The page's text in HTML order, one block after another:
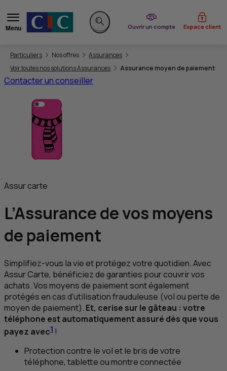
Menu
Rechercher sur le site
Ouvrir un compte
du CIC Espace client
Vous êtes ici:
Particuliers Nos offres
Assurances
Voir toutes nos solutions Assurances
Assurance moyen de paiement
Contacter un conseiller
Assur carte
L’Assurance de vos moyens
de paiement
Simplifiez-vous la vie et protégez votre quotidien. Avec
Assur Carte, bénéficiez de garanties pour couvrir vos
achats. Vos moyens de paiement sont également
protégés en cas d’utilisation frauduleuse (vol ou perte de
moyen de paiement). Et, cerise sur le gâteau : votre
téléphone est automatiquement assuré dès que vous
payez avec1 !
Protection contre le vol et le bris de votre
téléphone, tablette ou montre connectée